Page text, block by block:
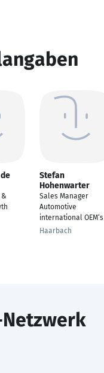
Stefan
Hohenwarter
Sales Manager
Automotive
international OEM‘s
Haarbach
Netzwerk